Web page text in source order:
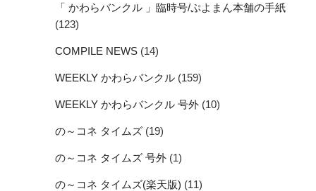
「 かわらバンクル 」臨時号/ぷよまん本舗の手紙
(123)
COMPILE NEWS (14)
WEEKLY かわらバンクル (159)
WEEKLY かわらバンクル 号外 (10)
の～コネ タイムズ (19)
の～コネ タイムズ 号外 (1)
の～コネ タイムズ(楽天版) (11)